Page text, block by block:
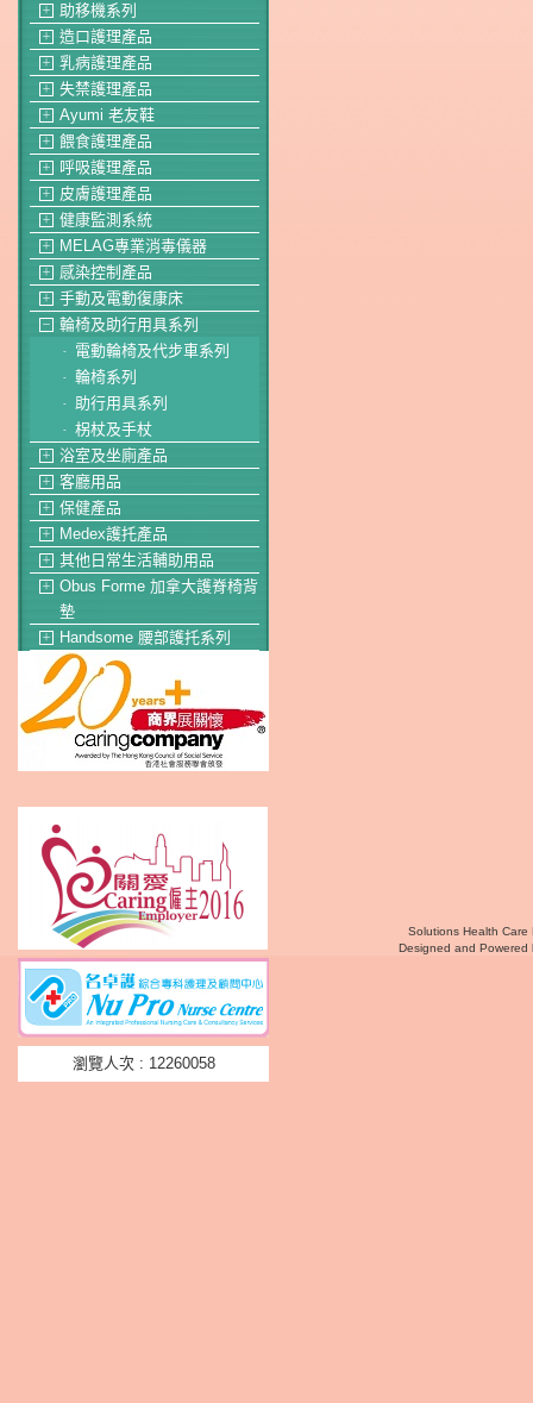
＋ 助移機系列
＋ 造口護理產品
＋ 乳病護理產品
＋ 失禁護理產品
＋ Ayumi 老友鞋
＋ 餵食護理產品
＋ 呼吸護理產品
＋ 皮膚護理產品
＋ 健康監測系統
＋ MELAG專業消毒儀器
＋ 感染控制產品
＋ 手動及電動復康床
－ 輪椅及助行用具系列
- 電動輪椅及代步車系列
- 輪椅系列
- 助行用具系列
- 柺杖及手杖
＋ 浴室及坐廁產品
＋ 客廳用品
＋ 保健產品
＋ Medex護托產品
＋ 其他日常生活輔助用品
＋
Obus Forme 加拿大護脊椅背
墊
＋ Handsome 腰部護托系列
瀏覽人次 : 12260058
Solutions Health Care
Designed and